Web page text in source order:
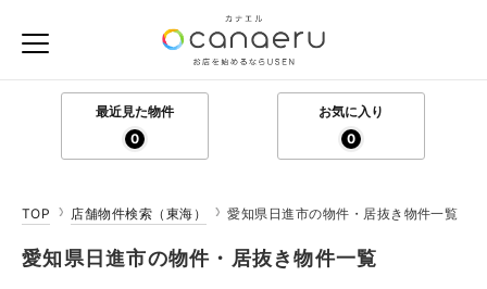
最近見た物件
0
お気に入り
0
TOP 店舗物件検索（東海） 愛知県日進市の物件・居抜き物件一覧
愛知県日進市の物件・居抜き物件一覧